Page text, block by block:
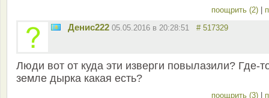
поощрить (2)
Денис222 05.05.2016 в 20:28:51 # 517329
Люди вот от куда эти изверги повылазили? Где-
земле дырка какая есть?
поощрить (3)